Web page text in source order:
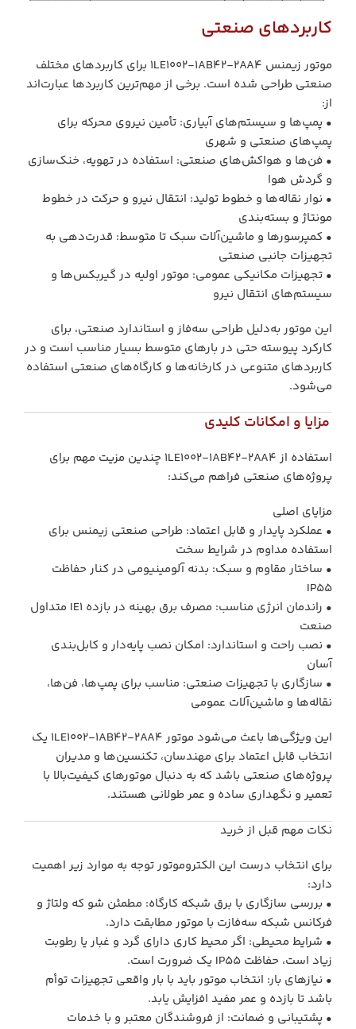
کاربردهای صنعتی
موتور زیمنس 1LE1002‑1AB42‑2AA4 برای کاربردهای مختلف
صنعتی طراحی شده است. برخی از مهم‌ترین کاربردها عبارت‌اند
از:
• پمپ‌ها و سیستم‌های آبیاری: تأمین نیروی محرکه برای
پمپ‌های صنعتی و شهری
• فن‌ها و هواکش‌های صنعتی: استفاده در تهویه، خنک‌سازی
و گردش هوا
• نوار نقاله‌ها و خطوط تولید: انتقال نیرو و حرکت در خطوط
مونتاژ و بسته‌بندی
• کمپرسورها و ماشین‌آلات سبک تا متوسط: قدرت‌دهی به
تجهیزات جانبی صنعتی
• تجهیزات مکانیکی عمومی: موتور اولیه در گیربکس‌ها و
سیستم‌های انتقال نیرو
این موتور به‌دلیل طراحی سه‌فاز و استاندارد صنعتی، برای
کارکرد پیوسته حتی در بارهای متوسط بسیار مناسب است و در
کاربردهای متنوعی در کارخانه‌ها و کارگاه‌های صنعتی استفاده
می‌شود.
مزایا و امکانات کلیدی
استفاده از 1LE1002‑1AB42‑2AA4 چندین مزیت مهم برای
پروژه‌های صنعتی فراهم می‌کند:
مزایای اصلی
• عملکرد پایدار و قابل اعتماد: طراحی صنعتی زیمنس برای
استفاده مداوم در شرایط سخت
• ساختار مقاوم و سبک: بدنه آلومینیومی در کنار حفاظت
IP55
• راندمان انرژی مناسب: مصرف برق بهینه در بازده IE1 متداول
صنعت
• نصب راحت و استاندارد: امکان نصب پایه‌دار و کابل‌بندی
آسان
• سازگاری با تجهیزات صنعتی: مناسب برای پمپ‌ها، فن‌ها،
نقاله‌ها و ماشین‌آلات عمومی
این ویژگی‌ها باعث می‌شود موتور 1LE1002‑1AB42‑2AA4 یک
انتخاب قابل اعتماد برای مهندسان، تکنسین‌ها و مدیران
پروژه‌های صنعتی باشد که به دنبال موتورهای کیفیت‌بالا با
تعمیر و نگهداری ساده و عمر طولانی هستند.
نکات مهم قبل از خرید
برای انتخاب درست این الکتروموتور توجه به موارد زیر اهمیت
دارد:
• بررسی سازگاری با برق شبکه کارگاه: مطمئن شو که ولتاژ و
فرکانس شبکه سه‌فازت با موتور مطابقت دارد.
• شرایط محیطی: اگر محیط کاری دارای گرد و غبار یا رطوبت
زیاد است، حفاظت IP55 یک ضرورت است.
• نیازهای بار: انتخاب موتور باید با بار واقعی تجهیزات توأم
باشد تا بازده و عمر مفید افزایش یابد.
• پشتیبانی و ضمانت: از فروشندگان معتبر و با خدمات